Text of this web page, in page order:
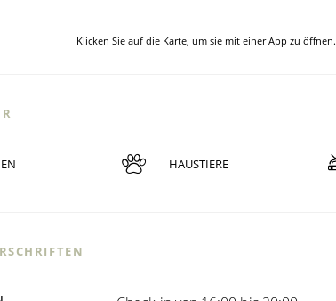
Klicken Sie auf die Karte, um sie mit einer App zu öffnen.
HAUSTIERE